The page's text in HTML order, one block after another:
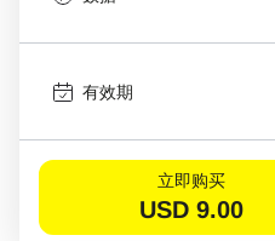
有效期
立即购买
USD 9.00